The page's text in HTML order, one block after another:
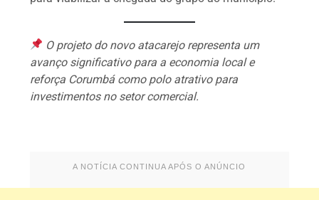
O projeto do novo atacarejo representa um
avanço significativo para a economia local e
reforça Corumbá como polo atrativo para
investimentos no setor comercial.
A NOTÍCIA CONTINUA APÓS O ANÚNCIO